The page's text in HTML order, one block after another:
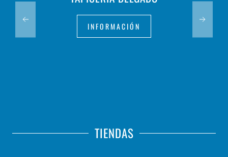
INFORMACIÓN
TIENDAS